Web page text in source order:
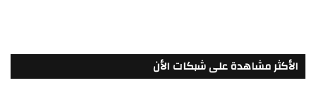
الأكثر مشاهدة على شبكات الأن